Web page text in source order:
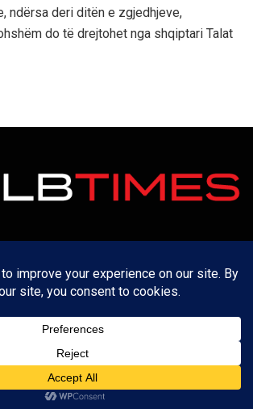
ndërsa deri ditën e zgjedhjeve,
do të drejtohet nga shqiptari Talat
Puno me ne Privatësia